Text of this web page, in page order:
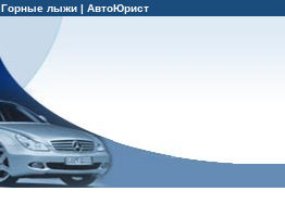
Горные лыжи | АвтоЮрист